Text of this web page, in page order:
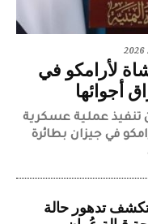
لأرامكو في
أجوائها
تنفيذ عملية عسكرية
في جيزان بطائرة
تكشف تدهور حالة